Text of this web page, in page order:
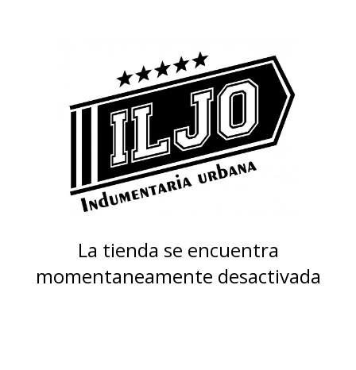
La tienda se encuentra
momentaneamente desactivada